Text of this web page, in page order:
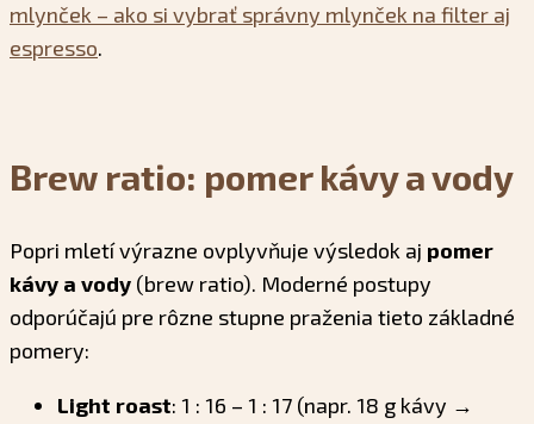
mlynček – ako si vybrať správny mlynček na filter aj
espresso.
Brew ratio: pomer kávy a vody
Popri mletí výrazne ovplyvňuje výsledok aj pomer
kávy a vody (brew ratio). Moderné postupy
odporúčajú pre rôzne stupne praženia tieto základné
pomery:
Light roast: 1 : 16 – 1 : 17 (napr. 18 g kávy →